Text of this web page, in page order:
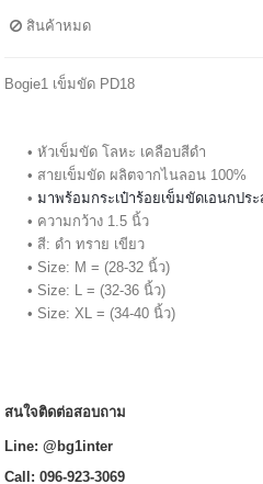
สินค้าหมด
Bogie1 เข็มขัด PD18
หัวเข็มขัด โลหะ เคลือบสีดำ
สายเข็มขัด ผลิตจากไนลอน 100%
มาพร้อมกระเป๋าร้อยเข็มขัดเอนกปร
ความกว้าง 1.5 นิ้ว
สี: ดำ ทราย เขียว
Size: M = (28-32 นิ้ว)
Size: L = (32-36 นิ้ว)
Size: XL = (34-40 นิ้ว)
สนใจติดต่อสอบถาม
Line: @bg1inter
Call: 096-923-3069